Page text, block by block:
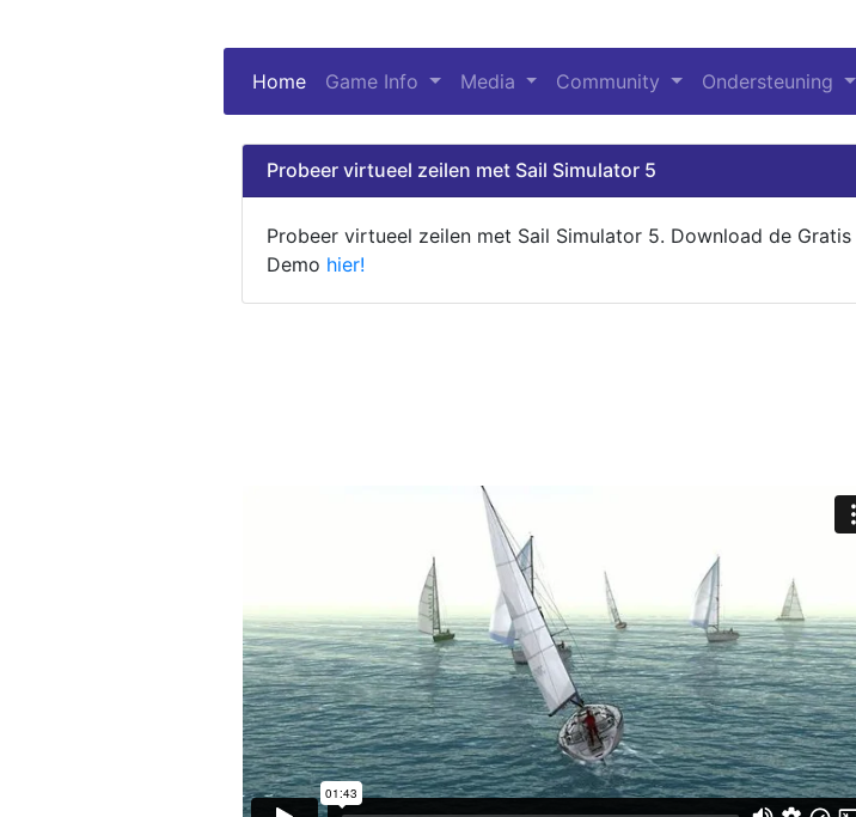
Home (current)
Game Info Media Community Ondersteuning
Probeer virtueel zeilen met Sail Simulator 5
Probeer virtueel zeilen met Sail Simulator 5. Download de Gratis
Demo hier!